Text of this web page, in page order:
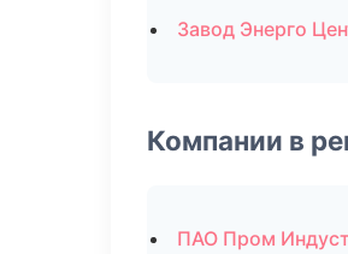
Завод Энерго
Компании в
ПАО Пром